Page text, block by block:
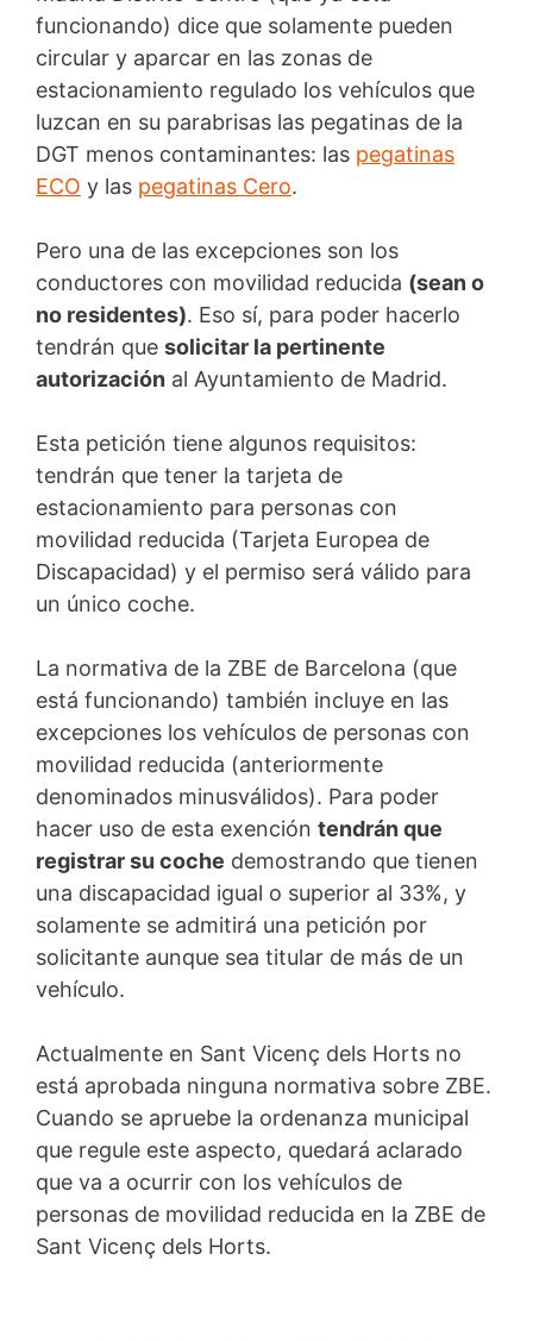
funcionando) dice que solamente pueden
circular y aparcar en las zonas de
estacionamiento regulado los vehículos que
luzcan en su parabrisas las pegatinas de la
DGT menos contaminantes: las pegatinas
ECO y las pegatinas Cero.
Pero una de las excepciones son los
conductores con movilidad reducida (sean o
no residentes). Eso sí, para poder hacerlo
tendrán que solicitar la pertinente
autorización al Ayuntamiento de Madrid.
Esta petición tiene algunos requisitos:
tendrán que tener la tarjeta de
estacionamiento para personas con
movilidad reducida (Tarjeta Europea de
Discapacidad) y el permiso será válido para
un único coche.
La normativa de la ZBE de Barcelona (que
está funcionando) también incluye en las
excepciones los vehículos de personas con
movilidad reducida (anteriormente
denominados minusválidos). Para poder
hacer uso de esta exención tendrán que
registrar su coche demostrando que tienen
una discapacidad igual o superior al 33%, y
solamente se admitirá una petición por
solicitante aunque sea titular de más de un
vehículo.
Actualmente en Sant Vicenç dels Horts no
está aprobada ninguna normativa sobre ZBE.
Cuando se apruebe la ordenanza municipal
que regule este aspecto, quedará aclarado
que va a ocurrir con los vehículos de
personas de movilidad reducida en la ZBE de
Sant Vicenç dels Horts.